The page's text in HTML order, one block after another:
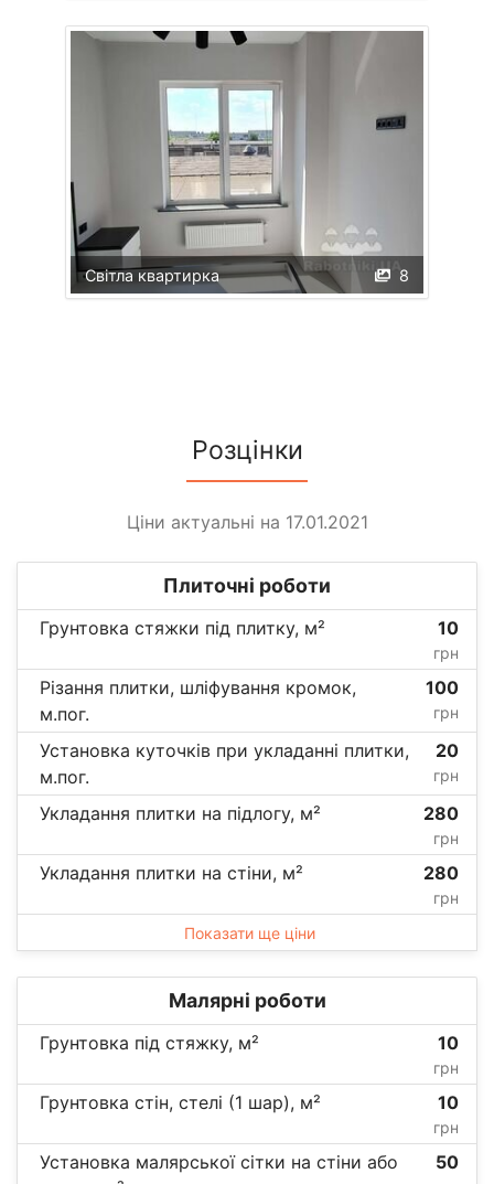
8
Світла квартирка
Розцінки
Ціни актуальні на 17.01.2021
Плиточні роботи
Грунтовка стяжки під плитку, м² 10
грн
Різання плитки, шліфування кромок,
м.пог.
100
грн
Установка куточків при укладанні плитки,
м.пог.
20
грн
Укладання плитки на підлогу, м² 280
грн
Укладання плитки на стіни, м² 280
грн
Показати ще ціни
Малярні роботи
Грунтовка під стяжку, м² 10
грн
Грунтовка стін, стелі (1 шар), м² 10
грн
Установка малярської сітки на стіни або
50